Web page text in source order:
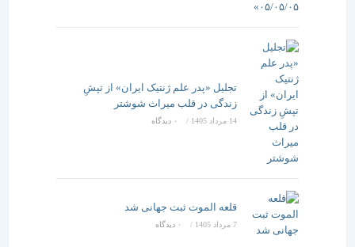
تجلیل «پدر علم ژنتیک ایران» از تپشِ
زندگی در قلب میراث شوشتر
/ ۰ دیدگاه
قلعه الموت ثبت جهانی شد
/ ۰ دیدگاه